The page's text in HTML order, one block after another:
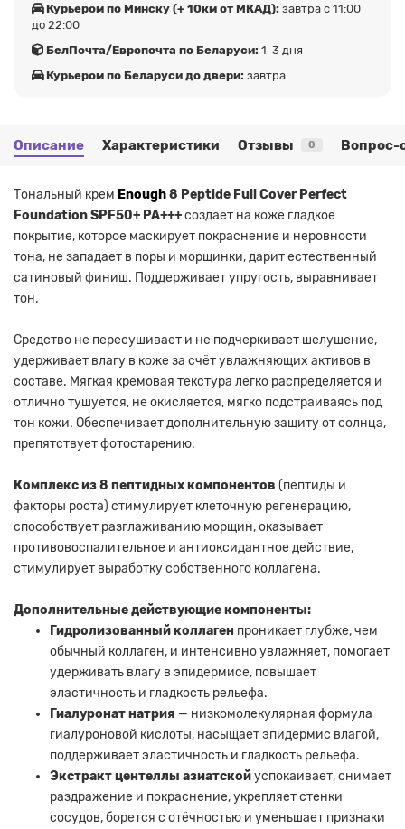
Курьером по Минску (+ 10км от МКАД): завтра с 11:00
до 22:00
БелПочта/Европочта по Беларуси: 1-3 дня
Курьером по Беларуси до двери: завтра
Описание Характеристики Отзывы 0 Вопрос-
Тональный крем Enough8 Peptide Full Cover Perfect
Foundation SPF50+ PA+++создаёт на коже гладкое
покрытие, которое маскирует покраснение и неровности
тона, не западает в поры и морщинки, дарит естественный
сатиновый финиш. Поддерживает упругость, выравнивает
тон.
Средство не пересушивает и не подчеркивает шелушение,
удерживает влагу в коже за счёт увлажняющих активов в
составе. Мягкая кремовая текстура легко распределяется и
отлично тушуется, не окисляется, мягко подстраиваясь под
тон кожи. Обеспечивает дополнительную защиту от солнца,
препятствует фотостарению.
Комплекс из 8 пептидных компонентов (пептиды и
факторы роста) стимулирует клеточную регенерацию,
способствует разглаживанию морщин, оказывает
противовоспалительное и антиоксидантное действие,
стимулирует выработку собственного коллагена.
Дополнительные действующие компоненты:
Гидролизованный коллаген проникает глубже, чем
обычный коллаген, и интенсивно увлажняет, помогает
удерживать влагу в эпидермисе, повышает
эластичность и гладкость рельефа.
Гиалуронат натрия — низкомолекулярная формула
гиалуроновой кислоты, насыщает эпидермис влагой,
поддерживает эластичность и гладкость рельефа.
Экстракт центеллы азиатскойуспокаивает, снимает
раздражение и покраснение, укрепляет стенки
сосудов, борется с отёчностью и уменьшает признаки